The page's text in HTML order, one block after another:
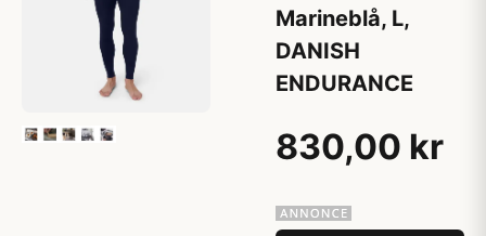
Marineblå, L,
DANISH
ENDURANCE
830,00 kr